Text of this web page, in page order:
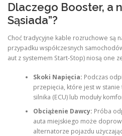
Dlaczego Booster, a
Sąsiada”?
Choć tradycyjne kable rozruchowe są
przypadku współczesnych
aut z systemem Start-Stop) niosą one
Skoki Napięcia: Podczas
przepięcia, które jest w
silnika (ECU) lub moduły
Obciążenie Dawcy: Próba
auta miejskiego może
alternatorze pojazdu